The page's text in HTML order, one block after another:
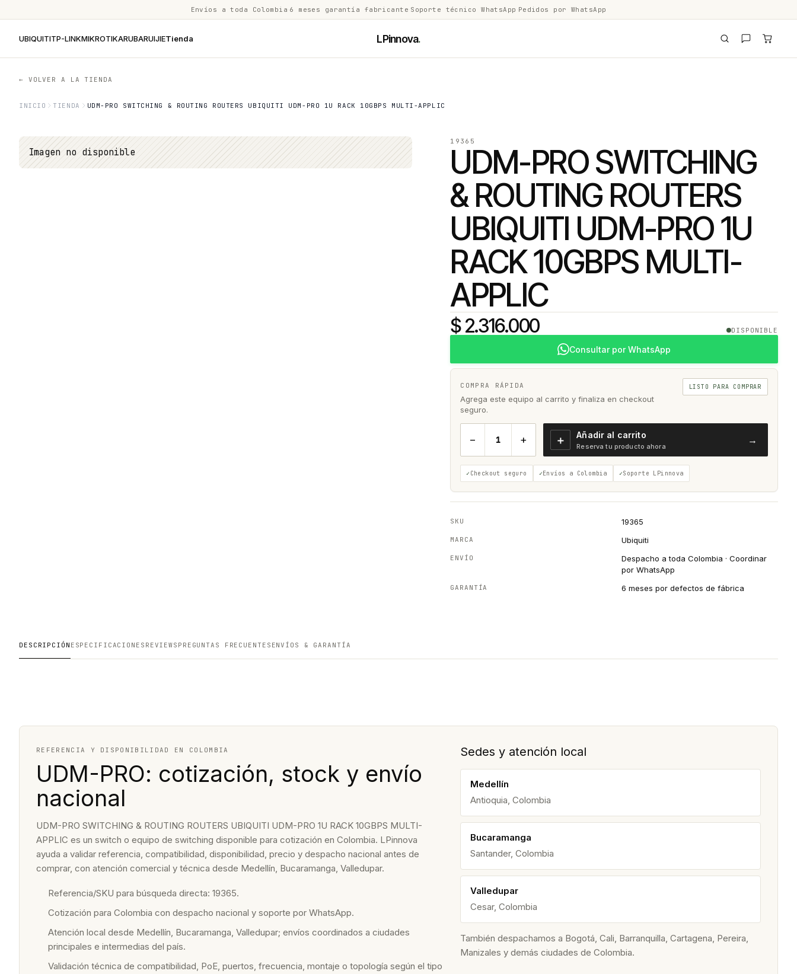
Envíos a toda Colombia 6 meses garantía fabricante Soporte técnico WhatsApp Pedidos por WhatsApp
UBIQUITITP-LINKMIKROTIKARUBARUIJIETienda LPinnova.
← VOLVER A LA TIENDA
INICIO TIENDA UDM-PRO SWITCHING & ROUTING ROUTERS UBIQUITI UDM-PRO 1U RACK 10GBPS MULTI-APPLIC
Imagen no disponible
19365
UDM-PRO SWITCHING
& ROUTING ROUTERS
UBIQUITI UDM-PRO 1U
RACK 10GBPS MULTI-
APPLIC
$ 2.316.000 DISPONIBLE
Consultar por WhatsApp
COMPRA RÁPIDA
Agrega este equipo al carrito y finaliza en checkout
seguro.
LISTO PARA COMPRAR
− + ＋ Añadir al carrito
Reserva tu producto ahora
→
Checkout seguro Envíos a Colombia Soporte LPinnova
SKU 19365
MARCA Ubiquiti
ENVÍO
Despacho a toda Colombia · Coordinar
por WhatsApp
GARANTÍA 6 meses por defectos de fábrica
DESCRIPCIÓN ESPECIFICACIONES REVIEWS PREGUNTAS FRECUENTES ENVÍOS & GARANTÍA
REFERENCIA Y DISPONIBILIDAD EN COLOMBIA
UDM-PRO: cotización, stock y envío
nacional
UDM-PRO SWITCHING & ROUTING ROUTERS UBIQUITI UDM-PRO 1U RACK 10GBPS MULTI-
APPLIC es un switch o equipo de switching disponible para cotización en Colombia. LPinnova
ayuda a validar referencia, compatibilidad, disponibilidad, precio y despacho nacional antes de
comprar, con atención comercial y técnica desde Medellín, Bucaramanga, Valledupar.
Referencia/SKU para búsqueda directa: 19365.
Cotización para Colombia con despacho nacional y soporte por WhatsApp.
Atención local desde Medellín, Bucaramanga, Valledupar; envíos coordinados a ciudades
principales e intermedias del país.
Validación técnica de compatibilidad, PoE, puertos, frecuencia, montaje o topología según el tipo
Sedes y atención local
Medellín
Antioquia, Colombia
Bucaramanga
Santander, Colombia
Valledupar
Cesar, Colombia
También despachamos a Bogotá, Cali, Barranquilla, Cartagena, Pereira,
Manizales y demás ciudades de Colombia.